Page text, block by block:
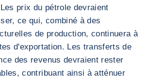
prix du pétrole devraient
ce qui, combiné à des
de production, continuera à
d'exportation. Les transferts de
des revenus devraient rester
contribuant ainsi à atténuer